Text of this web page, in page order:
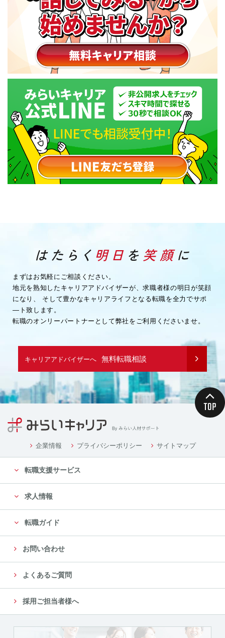
まずはお気軽にご相談ください。
地元を熟知したキャリアアドバイザーが、求職者様の明日が笑顔
になり、
そして豊かなキャリアライフとなる転職を全力でサポ
―ト致します。
転職のオンリーパートナーとして弊社をご利用くださいませ。
キャリアアドバイザーへ 無料転職相談
企業情報 プライバシーポリシー サイトマップ
転職支援サービス
求人情報
転職ガイド
お問い合わせ
よくあるご質問
採用ご担当者様へ